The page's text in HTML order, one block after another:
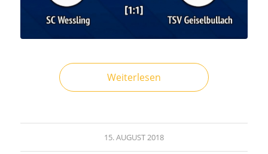
Weiterlesen
15. AUGUST 2018